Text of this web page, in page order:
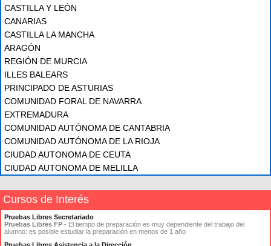
CASTILLA Y LEÓN
CANARIAS
CASTILLA LA MANCHA
ARAGÓN
REGIÓN DE MURCIA
ILLES BALEARS
PRINCIPADO DE ASTURIAS
COMUNIDAD FORAL DE NAVARRA
EXTREMADURA
COMUNIDAD AUTÓNOMA DE CANTABRIA
COMUNIDAD AUTÓNOMA DE LA RIOJA
CIUDAD AUTONOMA DE CEUTA
CIUDAD AUTONOMA DE MELILLA
Cursos de Interés
Pruebas Libres Secretariado
Pruebas Libres FP - El tiempo de preparación es muy dependiente del trabajo del
alumno: es posible estudiar la preparación en menos de 1 año